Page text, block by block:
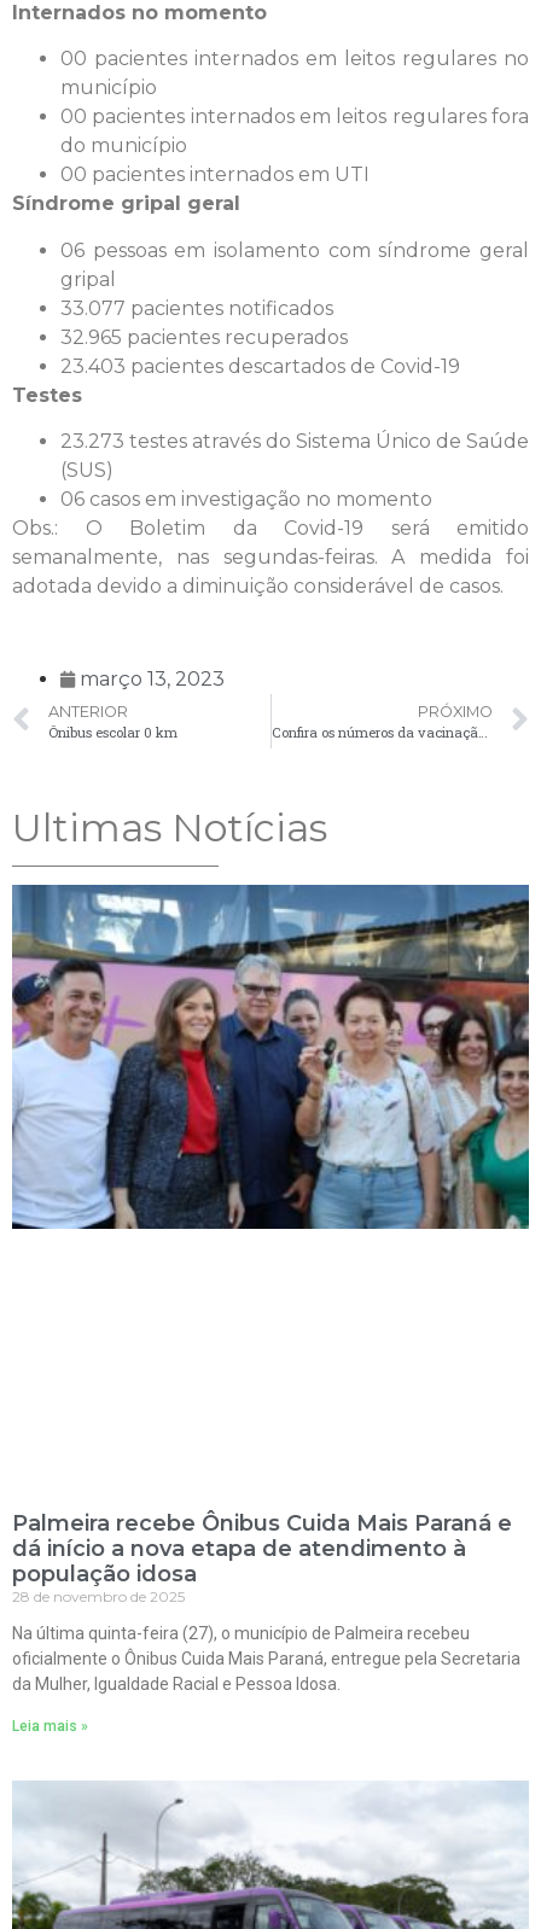
Internados no momento
00 pacientes internados em leitos regulares no
município
00 pacientes internados em leitos regulares fora
do município
00 pacientes internados em UTI
Síndrome gripal geral
06 pessoas em isolamento com síndrome geral
gripal
33.077 pacientes notificados
32.965 pacientes recuperados
23.403 pacientes descartados de Covid-19
Testes
23.273 testes através do Sistema Único de Saúde
(SUS)
06 casos em investigação no momento
Obs.: O Boletim da Covid-19 será emitido
semanalmente, nas segundas-feiras. A medida foi
adotada devido a diminuição considerável de casos.
março 13, 2023
ANTERIOR
Ônibus escolar 0 km
PRÓXIMO
Confira os números da vacinação contra a Covid-19 em Palmeira
Ultimas Notícias
Palmeira recebe Ônibus Cuida Mais Paraná e
dá início a nova etapa de atendimento à
população idosa
28 de novembro de 2025
Na última quinta-feira (27), o município de Palmeira recebeu
oficialmente o Ônibus Cuida Mais Paraná, entregue pela Secretaria
da Mulher, Igualdade Racial e Pessoa Idosa.
Leia mais »